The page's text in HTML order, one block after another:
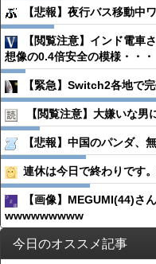
【悲報】夜行バス移動中
【閲覧注意】インド電
想像の0.4倍安全の模様・・・
【緊急】Switch2各地で
【閲覧注意】大嫌いな
【悲報】中国のパンダ、
連休は今日で終わりです
【画像】MEGUMI(44)さ
wwwwwwwww
今日のオススメ記事